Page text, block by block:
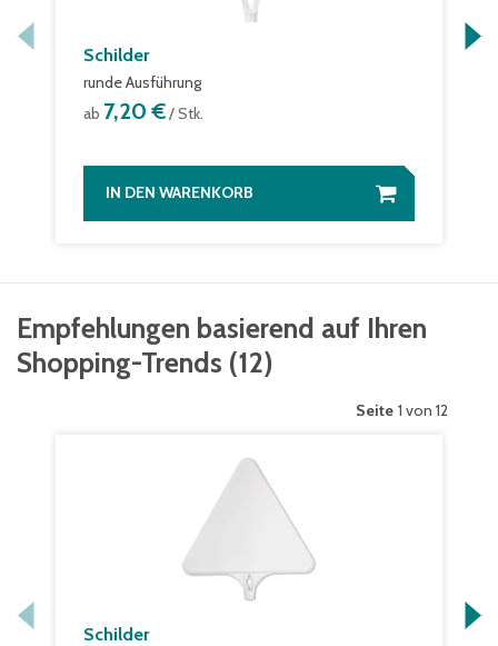
Schilder
runde Ausführung
ab 7,20 €/ Stk.
IN DEN WARENKORB
Empfehlungen basierend auf Ihren
Shopping-Trends (12)
Seite 1 von 12
Schilder